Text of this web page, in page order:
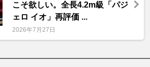
こそ欲しい。全長4.2m級「パジ
ェロ イオ」再評価 ...
2026年7月27日